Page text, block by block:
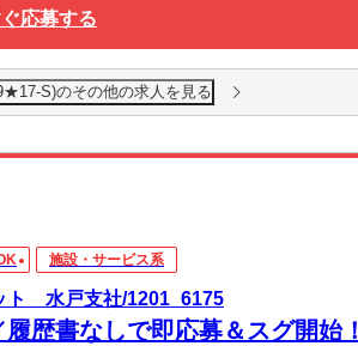
応募する
S)のその他の求人を見る
施設・サービス系
ト 水戸支社/1201_6175
履歴書なしで即応募＆スグ開始！